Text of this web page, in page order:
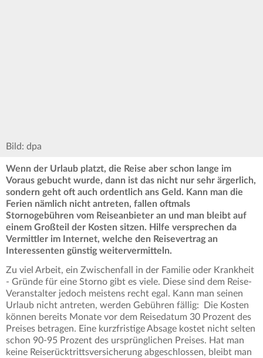
Bild: dpa
Wenn der Urlaub platzt, die Reise aber schon lange im
Voraus gebucht wurde, dann ist das nicht nur sehr ärgerlich,
sondern geht oft auch ordentlich ans Geld. Kann man die
Ferien nämlich nicht antreten, fallen oftmals
Stornogebühren vom Reiseanbieter an und man bleibt auf
einem Großteil der Kosten sitzen. Hilfe versprechen da
Vermittler im Internet, welche den Reisevertrag an
Interessenten günstig weitervermitteln.
Zu viel Arbeit, ein Zwischenfall in der Familie oder Krankheit
- Gründe für eine Storno gibt es viele. Diese sind dem Reise-
Veranstalter jedoch meistens recht egal. Kann man seinen
Urlaub nicht antreten, werden Gebühren fällig: Die Kosten
können bereits Monate vor dem Reisedatum 30 Prozent des
Preises betragen. Eine kurzfristige Absage kostet nicht selten
schon 90-95 Prozent des ursprünglichen Preises. Hat man
keine Reiserücktrittsversicherung abgeschlossen, bleibt man